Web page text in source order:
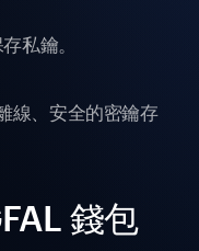
私鑰。
線、安全的密鑰存
錢包